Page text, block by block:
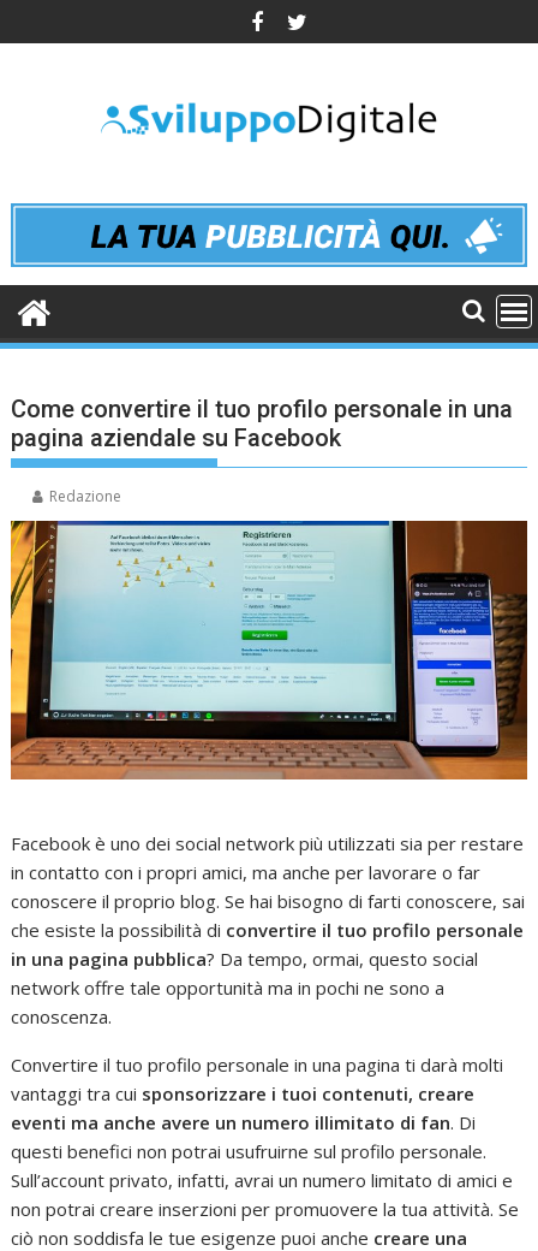
to
Come convertire il tuo profilo personale in una
pagina aziendale su Facebook
Redazione
Facebook è uno dei social network più utilizzati sia per restare
in contatto con i propri amici, ma anche per lavorare o far
conoscere il proprio blog. Se hai bisogno di farti conoscere, sai
che esiste la possibilità di convertire il tuo profilo personale
in una pagina pubblica? Da tempo, ormai, questo social
network offre tale opportunità ma in pochi ne sono a
conoscenza.
Convertire il tuo profilo personale in una pagina ti darà molti
vantaggi tra cui sponsorizzare i tuoi contenuti, creare
eventi ma anche avere un numero illimitato di fan. Di
questi benefici non potrai usufruirne sul profilo personale.
Sull’account privato, infatti, avrai un numero limitato di amici e
non potrai creare inserzioni per promuovere la tua attività. Se
ciò non soddisfa le tue esigenze puoi anche creare una